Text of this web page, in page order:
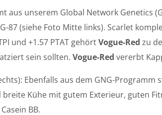
aus unserem Global Network Genetics
87 (siehe Foto Mitte links). Scarlet
und +1.57 PTAT gehörtVogue-Red zu
sein sollten.Vogue-Red vererbt
Ebenfalls aus dem GNG-
Kühe mit gutem Exterieur, guten
BB.